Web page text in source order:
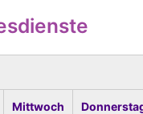
Mittwoch